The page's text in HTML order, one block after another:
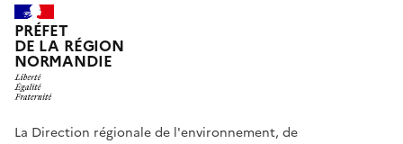
PRÉFET
DE LA RÉGION
NORMANDIE
La Direction régionale de l'environnement, de